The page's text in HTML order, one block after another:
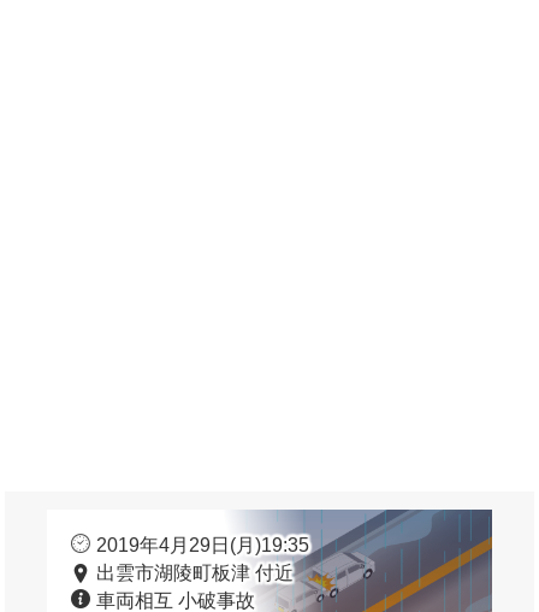
2019年4月29日(月)19:35
出雲市湖陵町板津 付近
車両相互 小破事故